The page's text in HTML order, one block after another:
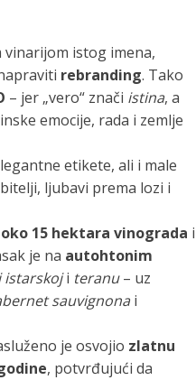
istog imena,
rebranding. Tako
– jer „vero“ znači istina, a
emocije, rada i zemlje
etikete, ali i male
ljubavi prema lozi i
oko 15 hektara vinograda i
je na autohtonim
istarskoji teranu– uz
sauvignona i
je osvojio zlatnu
, potvrđujući da